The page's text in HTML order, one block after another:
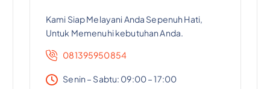
Kami Siap Melayani Anda Sepenuh Hati,
Untuk Memenuhi kebutuhan Anda.
081395950854
Senin – Sabtu: 09:00 – 17:00